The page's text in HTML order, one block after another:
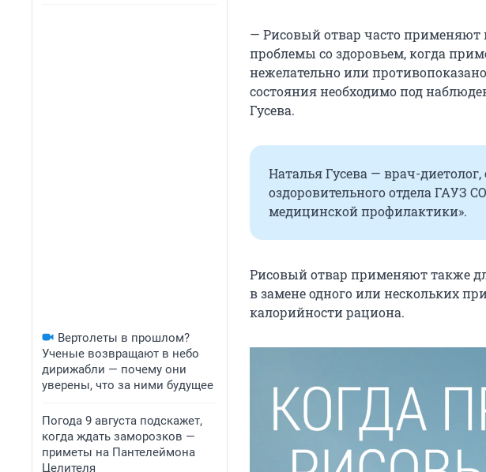
Вертолеты в прошлом?
Ученые возвращают в небо
дирижабли — почему они
уверены, что за ними будущее
Погода 9 августа подскажет,
когда ждать заморозков —
приметы на Пантелеймона
Целителя
— Рисовый отвар часто
проблемы со здоровьем, когда
нежелательно или
состояния необходимо под
Гусева.
Наталья Гусева — врач-
оздоровительного отдела ГАУЗ
медицинской профилактики».
Рисовый отвар применяют также
в замене одного или нескольких
калорийности рациона.